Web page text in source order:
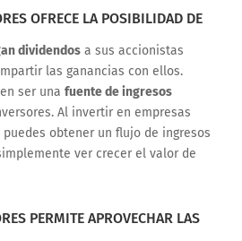
OFRECE LA POSIBILIDAD DE
dividendosa sus accionistas
las ganancias con ellos.
ser una fuente de ingresos
Al invertir en empresas
obtener un flujo de ingresos
ver crecer el valor de
PERMITE APROVECHAR LAS